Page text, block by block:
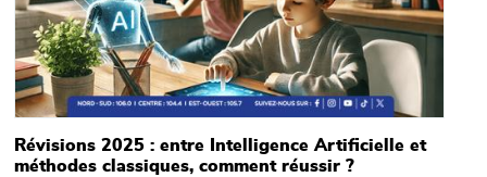
Révisions 2025 : entre Intelligence Artificielle et
méthodes classiques, comment réussir ?